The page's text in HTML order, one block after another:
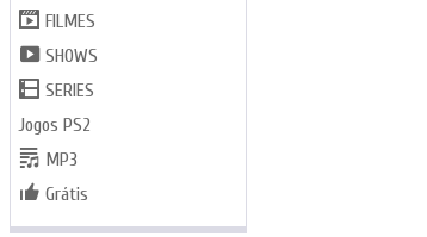
FILMES
SHOWS
SERIES
Jogos PS2
MP3
Grátis